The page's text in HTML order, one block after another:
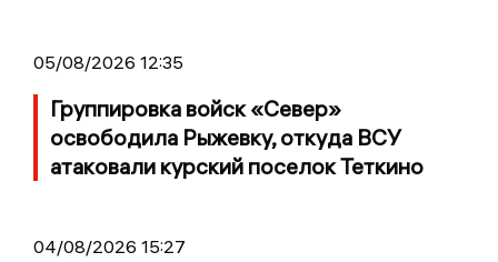
05/08/2026 12:35
Группировка войск «Север»
освободила Рыжевку, откуда ВСУ
атаковали курский поселок Теткино
04/08/2026 15:27